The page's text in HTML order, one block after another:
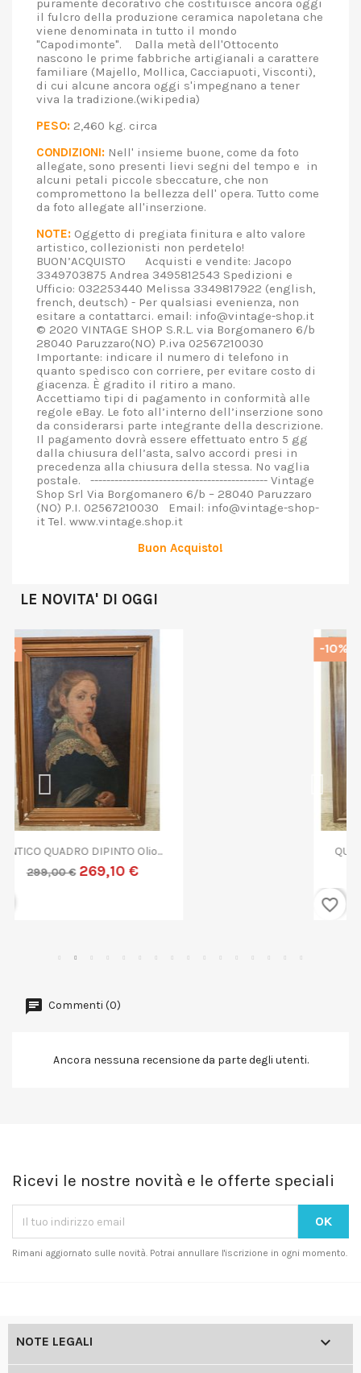
puramente decorativo che costituisce ancora oggi
il fulcro della produzione ceramica napoletana che
viene denominata in tutto il mondo
"Capodimonte". Dalla metà dell'Ottocento
nascono le prime fabbriche artigianali a carattere
familiare (Majello, Mollica, Cacciapuoti, Visconti),
di cui alcune ancora oggi s'impegnano a tener
viva la tradizione.(wikipedia)
PESO: 2,460 kg. circa
CONDIZIONI: Nell' insieme buone, come da foto
allegate, sono presenti lievi segni del tempo e in
alcuni petali piccole sbeccature, che non
compromettono la bellezza dell' opera. Tutto come
da foto allegate all'inserzione.
NOTE: Oggetto di pregiata finitura e alto valore
artistico, collezionisti non perdetelo!
BUON’ACQUISTO Acquisti e vendite: Jacopo
3349703875 Andrea 3495812543 Spedizioni e
Ufficio: 032253440 Melissa 3349817922 (english,
french, deutsch) - Per qualsiasi evenienza, non
esitare a contattarci. email: info@vintage-shop.it
© 2020 VINTAGE SHOP S.R.L. via Borgomanero 6/b
28040 Paruzzaro(NO) P.iva 02567210030
Importante: indicare il numero di telefono in
quanto spedisco con corriere, per evitare costo di
giacenza. È gradito il ritiro a mano.
Accettiamo tipi di pagamento in conformità alle
regole eBay. Le foto all’interno dell’inserzione sono
da considerarsi parte integrante della descrizione.
Il pagamento dovrà essere effettuato entro 5 gg
dalla chiusura dell’asta, salvo accordi presi in
precedenza alla chiusura della stessa. No vaglia
postale. -------------------------------------------- Vintage
Shop Srl Via Borgomanero 6/b – 28040 Paruzzaro
(NO) P.I. 02567210030 Email: info@vintage-shop-
it Tel. www.vintage.shop.it
Buon Acquisto!
LE NOVITA' DI OGGI
QUADRO DIPINTO ASTRATTO G....
299,00 €
-10%
Commenti (0)
Ancora nessuna recensione da parte degli utenti.
Ricevi le nostre novità e le offerte speciali
Rimani aggiornato sulle novità. Potrai annullare l'iscrizione in ogni momento.
NOTE LEGALI 